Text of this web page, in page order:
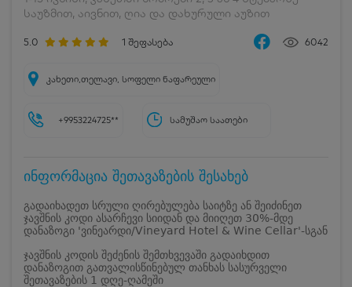
საუზმით, აივნით, ღია და დახურული აუზით
5.0 1 შეფასება 6042
კახეთი,თელავი, სოფელი ნაფარეული
+9953224725** სამუშაო საათები
ინფორმაცია შეთავაზების შესახებ
გადაიხადეთ სრული ღირებულება საიტზე ან შეიძინეთ
ჯავშნის კოდი ასარჩევი სიიდან და მიიღეთ 30%-მდე
დანაზოგი 'ვინეარდი/Vineyard Hotel & Wine Cellar'-სგან
ჯავშნის კოდის შეძენის შემთხვევაში გადაიხდით
დანაზოგით გათვალისწინებულ თანხას სასურველი
შეთავაზების 1 დღე-ღამეში